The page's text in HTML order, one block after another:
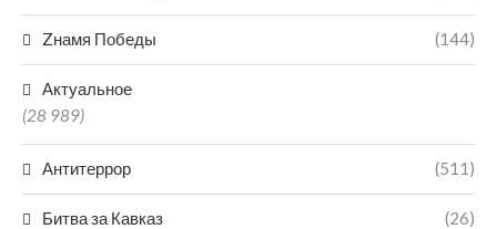
Zнамя Победы (144)
Актуальное
(28 989)
Антитеррор (511)
Битва за Кавказ (26)